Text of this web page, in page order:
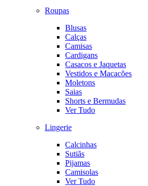
Roupas
Blusas
Calças
Camisas
Cardigans
Casacos e Jaquetas
Vestidos e Macacões
Moletons
Saias
Shorts e Bermudas
Ver Tudo
Lingerie
Calcinhas
Sutiãs
Pijamas
Camisolas
Ver Tudo